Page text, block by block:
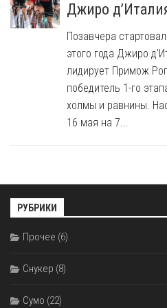
Джиро
Позавчера
этого года Джиро
лидирует Примож
победитель 1-го
холмы и равнины.
16 мая на 7...
РУБРИКИ
Прочее (6)
Снукер (8)
Сумо (22)